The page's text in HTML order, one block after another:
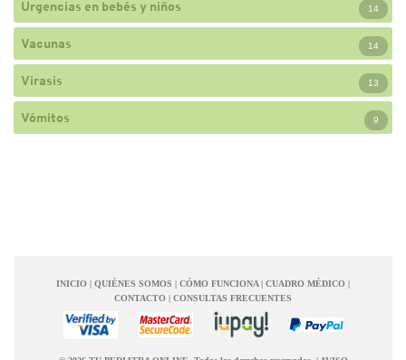
Urgencias en bebés y niños 14
Vacunas 14
Virasis 13
Vómitos 9
INICIO | QUIÉNES SOMOS | CÓMO FUNCIONA | CUADRO MÉDICO |
CONTACTO | CONSULTAS FRECUENTES